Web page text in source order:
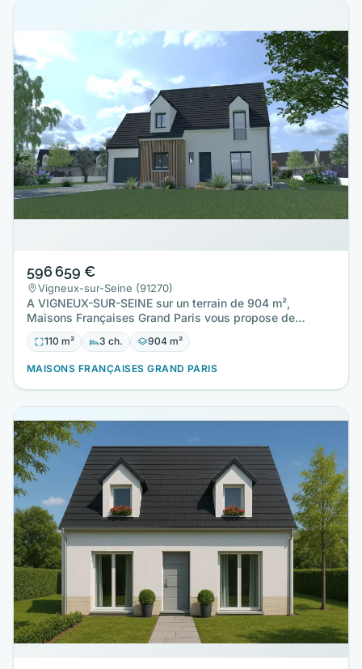
596 659 €
Vigneux-sur-Seine (91270)
A VIGNEUX-SUR-SEINE sur un terrain de 904 m²,
Maisons Françaises Grand Paris vous propose de
réaliser cette maison…
110 m² 3 ch. 904 m²
MAISONS FRANÇAISES GRAND PARIS